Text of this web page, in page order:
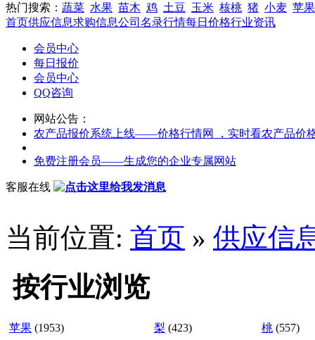
热门搜索： 蔬菜 水果 苗木 鸡 土豆 玉米 核桃 猪 小麦 苹果
首页供应信息求购信息公司名录行情每日价格行业资讯
会员中心
每日报价
会员中心
QQ咨询
网站公告：
农产品报价系统上线——价格行情网 ，实时看农产品价
免费注册会员——生成您的企业专属网站
客服在线
当前位置: 首页 » 供应信
按行业浏览
苹果 (1953) 梨 (423) 桃 (557)